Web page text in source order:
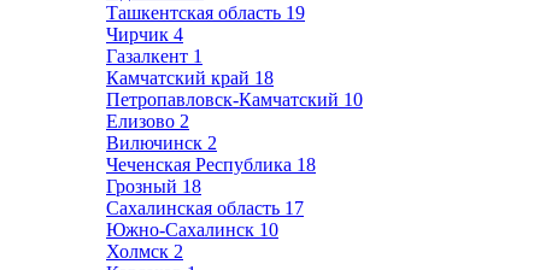
Ташкентская область 19
Чирчик 4
Газалкент 1
Камчатский край 18
Петропавловск-Камчатский 10
Елизово 2
Вилючинск 2
Чеченская Республика 18
Грозный 18
Сахалинская область 17
Южно-Сахалинск 10
Холмск 2